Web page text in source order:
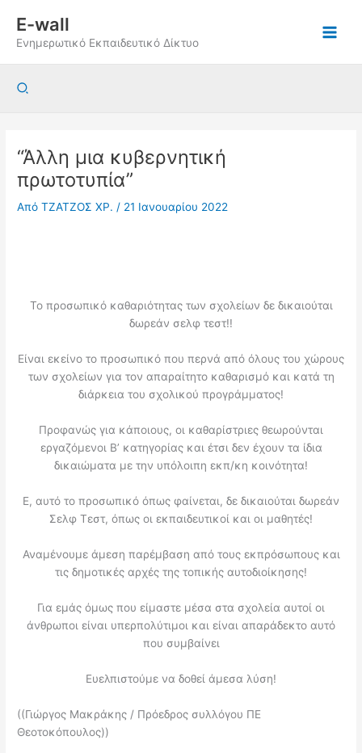
περιεχόμενο
E-wall
Ενημερωτικό Εκπαιδευτικό Δίκτυο
Αναζήτηση
“Άλλη μια κυβερνητική
πρωτοτυπία”
ΑπόΤΖΑΤΖΟΣ ΧΡ. / 21 Ιανουαρίου 2022
Το προσωπικό καθαριότητας των σχολείων δε δικαιούται
δωρεάν σελφ τεστ!!
Είναι εκείνο το προσωπικό που περνά από όλους του χώρους
των σχολείων για τον απαραίτητο καθαρισμό και κατά τη
διάρκεια του σχολικού προγράμματος!
Προφανώς για κάποιους, οι καθαρίστριες θεωρούνται
εργαζόμενοι Β’ κατηγορίας και έτσι δεν έχουν τα ίδια
δικαιώματα με την υπόλοιπη εκπ/κη κοινότητα!
Ε, αυτό το προσωπικό όπως φαίνεται, δε δικαιούται δωρεάν
Σελφ Τεστ, όπως οι εκπαιδευτικοί και οι μαθητές!
Αναμένουμε άμεση παρέμβαση από τους εκπρόσωπους και
τις δημοτικές αρχές της τοπικής αυτοδιοίκησης!
Για εμάς όμως που είμαστε μέσα στα σχολεία αυτοί οι
άνθρωποι είναι υπερπολύτιμοι και είναι απαράδεκτο αυτό
που συμβαίνει
Ευελπιστούμε να δοθεί άμεσα λύση!
((Γιώργος Μακράκης / Πρόεδρος συλλόγου ΠΕ
Θεοτοκόπουλος))